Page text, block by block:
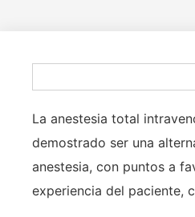
La anestesia total
demostrado ser una
anestesia, con puntos a
experiencia del paciente,